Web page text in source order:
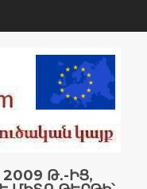
Թ․-ԻՑ,